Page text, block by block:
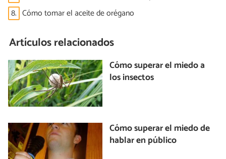
8. Cómo tomar el aceite de orégano
Artículos relacionados
Cómo superar el miedo a
los insectos
Cómo superar el miedo de
hablar en público